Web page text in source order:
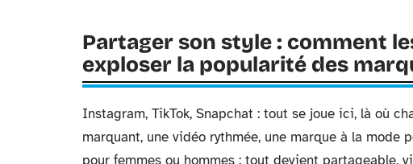
Partager son style : comment
exploser la popularité des
Instagram, TikTok, Snapchat : tout se joue ici, là où
marquant, une vidéo rythmée, une marque à la mode
pour femmes ou hommes : tout devient partageable,